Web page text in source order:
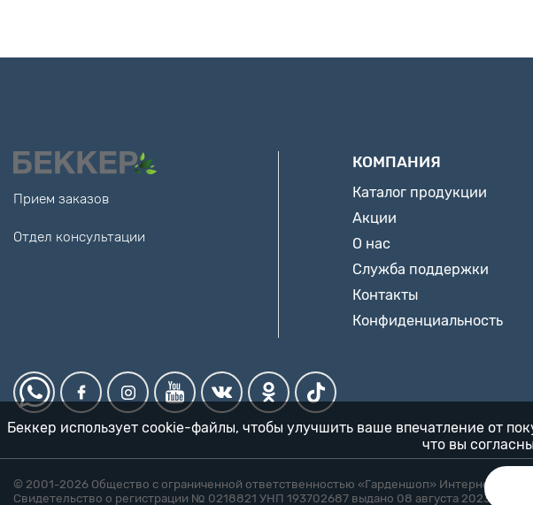
Прием заказов
Отдел консультации
КОМПАНИЯ
Каталог продукции
Акции
О нас
Служба поддержки
Контакты
Конфиденциальность
© 2001-2026 Общество с ограниченной ответственностью «Гарденшоп» Интернет-
Свидетельство о регистрации № 0218821 УНП 193702687 выдано 08 августа 2023 года
Беккер использует cookie-файлы, чтобы улучшить ваше впечатление от
что вы согласны